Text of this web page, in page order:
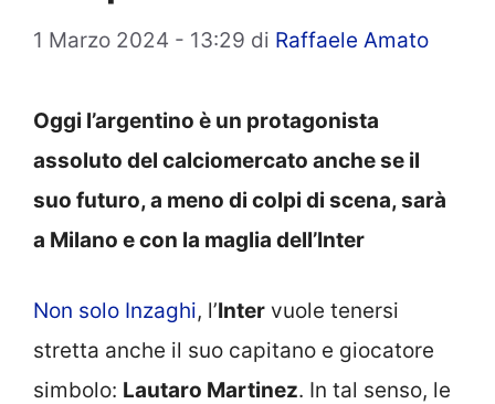
1 Marzo 2024 - 13:29 di Raffaele Amato
Oggi l’argentino è un protagonista
assoluto del calciomercato anche se il
suo futuro, a meno di colpi di scena, sarà
a Milano e con la maglia dell’Inter
Non solo Inzaghi, l’Inter vuole tenersi
stretta anche il suo capitano e giocatore
simbolo: Lautaro Martinez. In tal senso, le